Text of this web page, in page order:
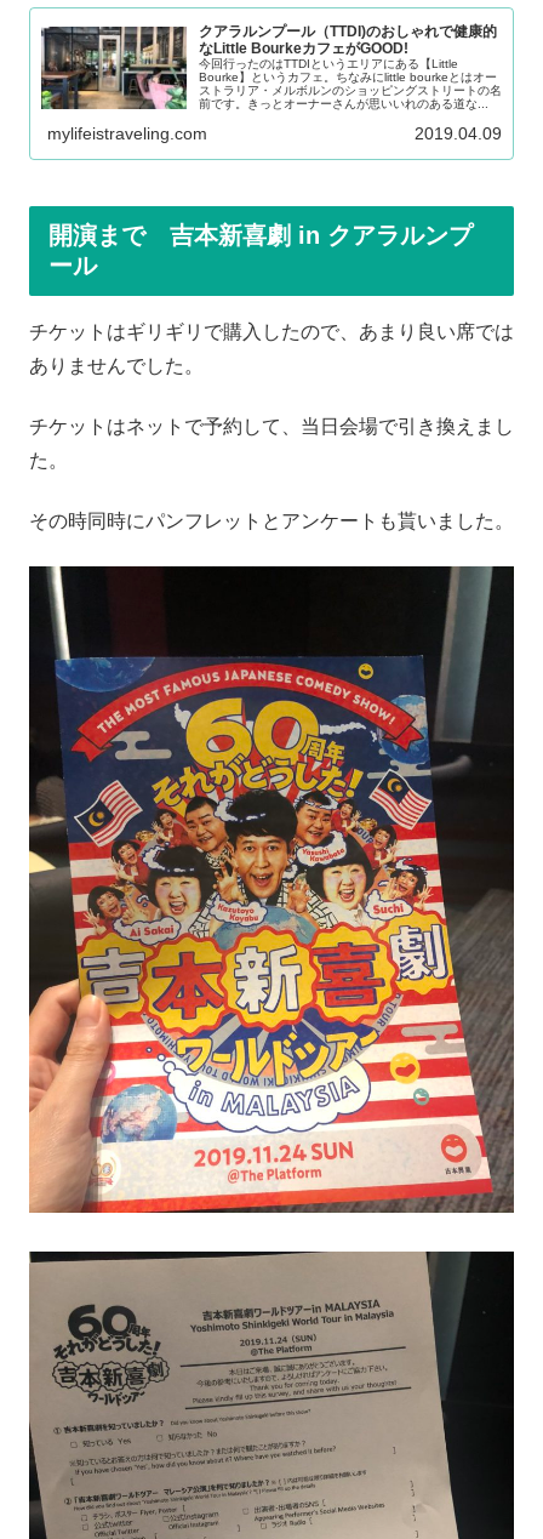
クアラルンプール（TTDI)のおしゃれで健康的
なLittle BourkeカフェがGOOD!
今回行ったのはTTDIというエリアにある【Little
Bourke】というカフェ。ちなみにlittle bourkeとはオー
ストラリア・メルボルンのショッピングストリートの名
前です。きっとオーナーさんが思いいれのある道な...
mylifeistraveling.com 2019.04.09
開演まで 吉本新喜劇 in クアラルンプ
ール
チケットはギリギリで購入したので、あまり良い席では
ありませんでした。
チケットはネットで予約して、当日会場で引き換えまし
た。
その時同時にパンフレットとアンケートも貰いました。